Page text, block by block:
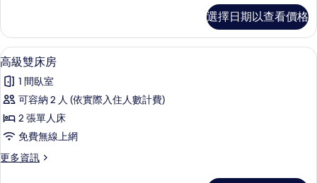
所
有
相
片
三
人
房
詳
情
選擇日期以查看價格
顯
示
高
級
雙
房
迷你吧、客房內保險箱、書桌、遮光
6
高級雙床房
1 間臥室
可容納 2 人 (依實際入住人數計費)
2 張單人床
免費無線上網
更多資訊
更